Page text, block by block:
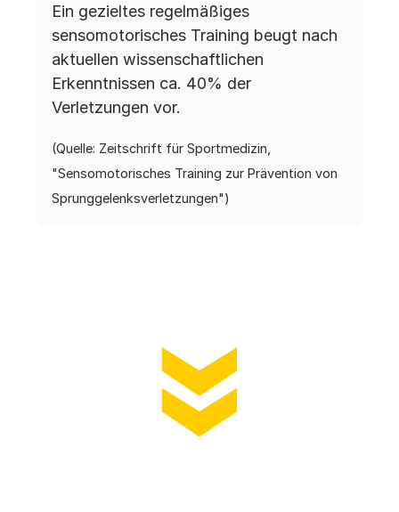
Ein gezieltes regelmäßiges
sensomotorisches Training beugt nach
aktuellen wissenschaftlichen
Erkenntnissen ca. 40% der
Verletzungen vor.
(Quelle: Zeitschrift für Sportmedizin,
"Sensomotorisches Training zur Prävention von
Sprung­gelenks­ver­letzungen")